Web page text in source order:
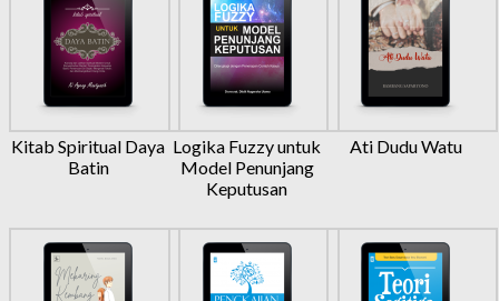
Kitab Spiritual Daya
Batin
Logika Fuzzy untuk
Model Penunjang
Keputusan
Ati Dudu Watu